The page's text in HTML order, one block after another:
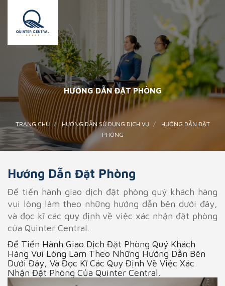
HƯỚNG DẪN ĐẶT PHÒNG
TRANG CHỦ HƯỚNG DẪN SỬ DỤNG DỊCH VỤ
HƯỚNG DẪN ĐẶT
PHÒNG
Hướng Dẫn Đặt Phòng
Để tiến hành giao dịch đặt phòng quý khách hàng
vui lòng làm theo những hướng dẫn bên dưới đây,
và đọc kĩ các quy định về việc xác nhận đặt phòng
của Quinter Central.
Để Tiến Hành Giao Dịch Đặt Phòng Quý Khách
Hàng Vui Lòng Làm Theo Những Hướng Dẫn Bên
Dưới Đây, Và Đọc Kĩ Các Quy Định Về Việc Xác
Nhận Đặt Phòng Của Quinter Central.